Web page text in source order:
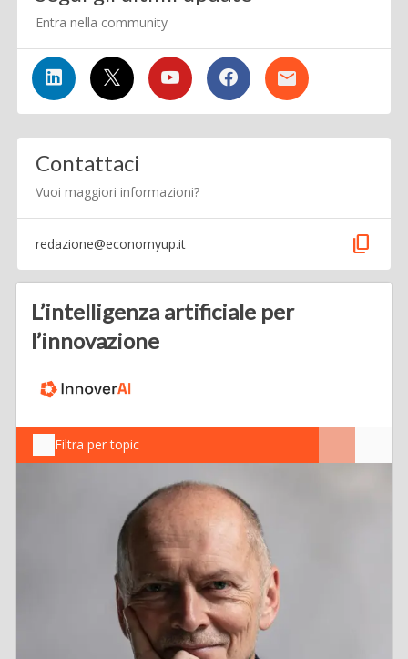
Entra nella community
Contattaci
Vuoi maggiori informazioni?
redazione@economyup.it content_copy
L’intelligenza artificiale per
l’innovazione
Filtra per topic